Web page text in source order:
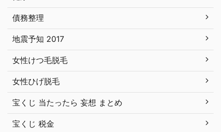
債務整理
地震予知 2017
女性けつ毛脱毛
女性ひげ脱毛
宝くじ 当たったら 妄想 まとめ
宝くじ 税金